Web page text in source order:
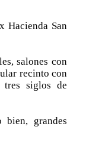
Hacienda San
salones con
recinto con
tres siglos de
bien, grandes